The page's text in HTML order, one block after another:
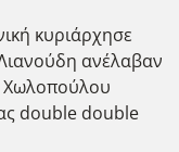
κυριάρχησε
ανέλαβαν
Χωλοπούλου
double double